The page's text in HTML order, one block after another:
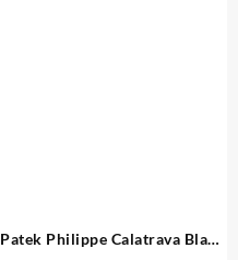
Patek Philippe Calatrava Black